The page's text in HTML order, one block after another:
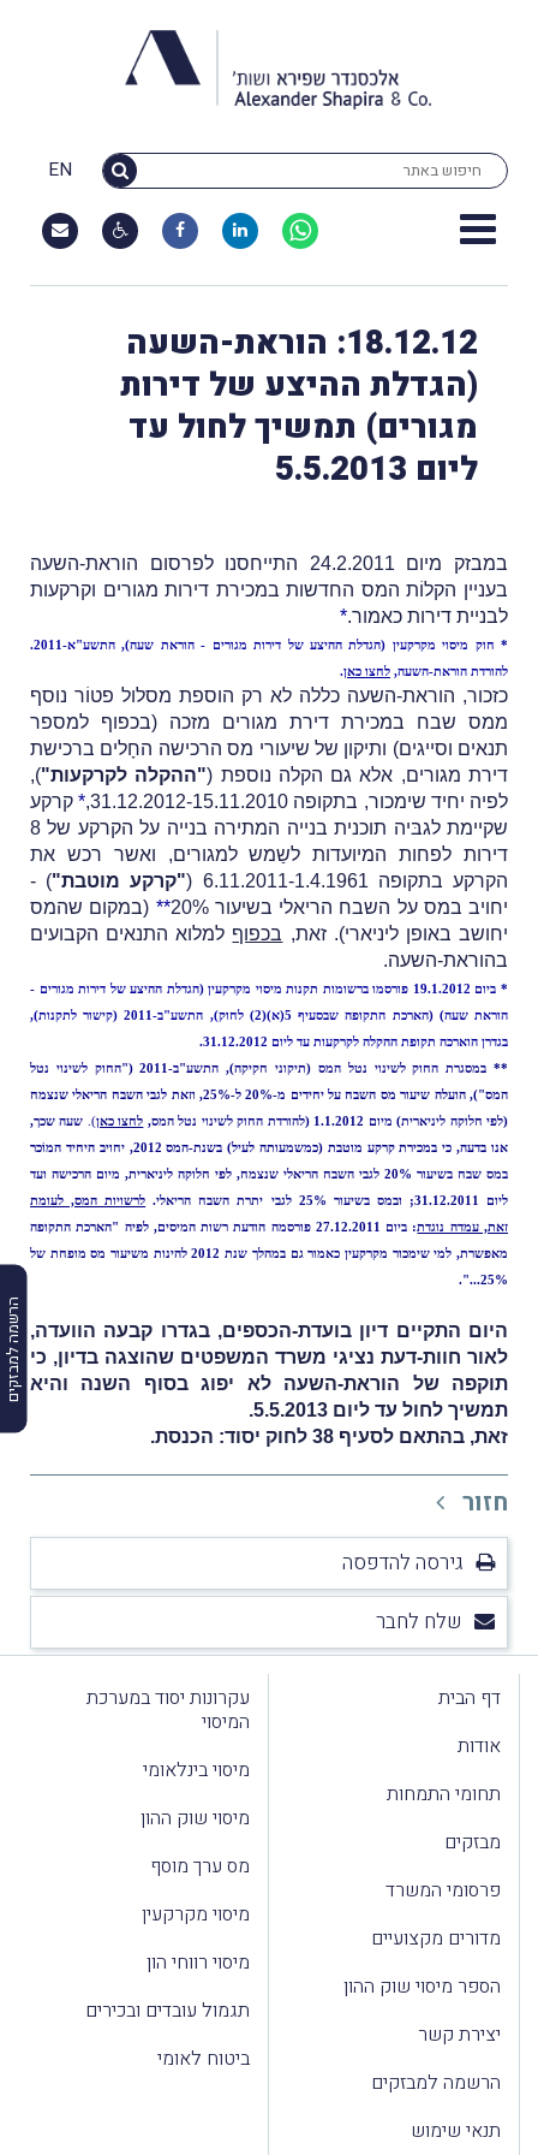
EN
הרשמה למבזקים
18.12.12: הוראת-השעה
(הגדלת ההיצע של דירות
מגורים) תמשיך לחול עד
ליום 5.5.2013
במבזק מיום 24.2.2011 התייחסנו לפרסום הוראת-השעה
בעניין הקלוֹת המס החדשות במכירת דירות מגורים וקרקעות
לבניית דירות כאמור.*
* חוק מיסוי מקרקעין (הגדלת ההיצע של דירות מגורים - הוראת שעה), התשע"א-2011.
להורדת הוראת-השעה, לחצו כאן.
כזכור, הוראת-השעה כללה לא רק הוספת מסלול פטוֹר נוסף
ממס שבח במכירת דירת מגורים מזכה (בכפוף למספר
תנאים וסייגים) ותיקון של שיעורי מס הרכישה החָלים ברכישת
דירת מגורים, אלא גם הקלה נוספת ("ההקלה לקרקעות"),
לפיה יחיד שימכור, בתקופה 31.12.2012-15.11.2010, *קרקע
שקיימת לגבּיה תוכנית בנייה המתירה בנייה על הקרקע של 8
דירות לפחות המיועדות לשַמש למגורים, ואשר רכש את
הקרקע בתקופה 6.11.2011-1.4.1961 (
"קרקע מוטבת") -
יחויב במס על השבח הריאלי בשיעור 20%
*
* (במקום שהמס
יחושב באופן ליניארי).זאת, בכפוף למלוא התנאים הקבועים
בהוראת-השעה.
* ביום 19.1.2012 פורסמו ברשומות תקנות מיסוי מקרקעין (הגדלת ההיצע של דירות מגורים -
הוראת שעה) (הארכת התקופה שבסעיף 5(א)(2) לחוק), התשע"ב-2011 (
קישור לתקנות),
בגדרן הוארכה תקופת ההקלה לקרקעות עד ליום 31.12.2012.
** במסגרת החוק לשינוי נטל המס (תיקוני חקיקה), התשע"ב-2011 ("החוק לשינוי נטל
המס"), הועלה שיעור מס השבח על יחידים מ-20% ל-25%, וזאת לגבי השבח הריאלי שנצמח
(לפי חלוקה ליניארית) מיום 1.1.2012 (
להורדת החוק לשינוי נטל המס, לחצו כאן). שעה שכך,
אנו בדעה, כי במכירת קרקע מוטבת (כמשמעותה לעיל) בשנת-המס 2012, יחויב היחיד המוֹכר
במס שבח בשיעור 20% לגבי השבח הריאלי שנצמח, לפי חלוקה ליניארית, מיום הרכישה ועד
ליום 31.12.2011; ובמס בשיעור 25% לגבי יתרת השבח הריאלי.
לרשויות המס, לעומת
זאת, עמדה נוגדת
: ביום 27.12.2011 פורסמה הודעת רשות המיסים, לפיה "הארכת התקופה
מאפשרת, למי שימכור מקרקעין כאמור גם במהלך שנת 2012 להינות משיעור מס מופחת של
25%...".
היום התקיים דיון בועדת-הכספים, בגדרו קבעה הוועדה,
לאור חוות-דעת נציגי משרד המשפטים שהוצגה בדיון, כי
תוקפה של הוראת-השעה לא יפוג בסוף השנה והיא
תמשיך לחול עד ליום 5.5.2013.
זאת, בהתאם לסעיף 38 לחוק יסוד: הכנסת.
חזור
גירסה להדפסה
שלח לחבר
דף הבית
אודות
תחומי התמחות
מבזקים
פרסומי המשרד
מדורים מקצועיים
הספר מיסוי שוק ההון
יצירת קשר
הרשמה למבזקים
תנאי שימוש
עקרונות יסוד במערכת
המיסוי
מיסוי בינלאומי
מיסוי שוק ההון
מס ערך מוסף
מיסוי מקרקעין
מיסוי רווחי הון
תגמול עובדים ובכירים
ביטוח לאומי